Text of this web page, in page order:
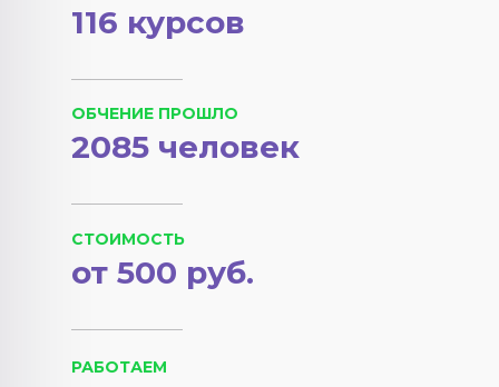
116 курсов
ОБЧЕНИЕ ПРОШЛО
2085 человек
РАБОТАЕМ
СТОИМОСТЬ
от 500 руб.